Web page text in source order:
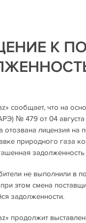
К
сообщает, что на
№ 479 от 04
лицензия на
природного газа
не выполнили в
этом смена
задолженности.
продолжит